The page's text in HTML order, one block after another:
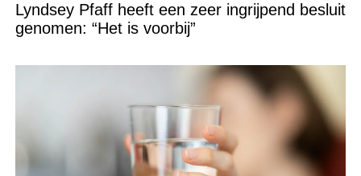
Lyndsey Pfaff heeft een zeer ingrijpend besluit
genomen: “Het is voorbij”